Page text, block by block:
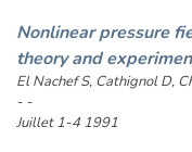
Nonlinear pressure
theory and
El Nachef S, Cathignol D,
- -
Juillet 1-4 1991